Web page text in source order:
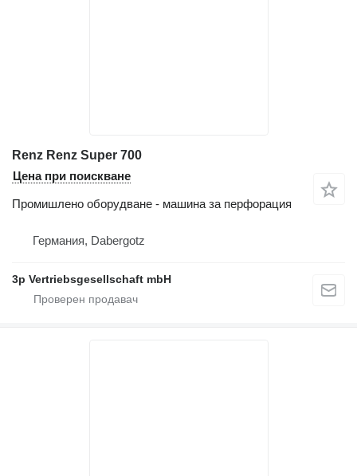
Renz Renz Super 700
Цена при поискване
Промишлено оборудване - машина за перфорация
Германия, Dabergotz
3p Vertriebsgesellschaft mbH